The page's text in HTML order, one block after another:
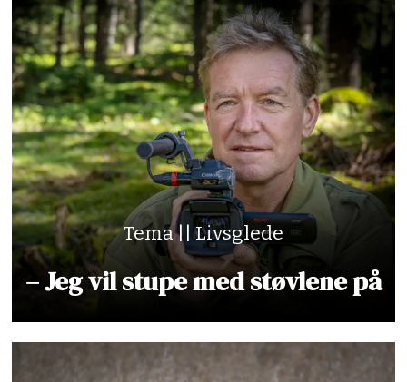
Tema || Livsglede
– Jeg vil stupe med støvlene på